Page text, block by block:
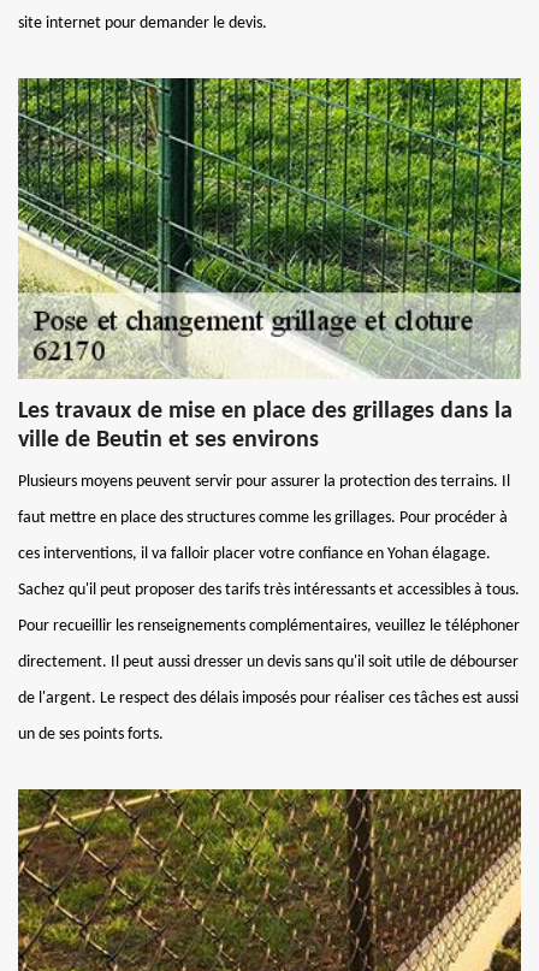
site internet pour demander le devis.
Les travaux de mise en place des grillages dans la
ville de Beutin et ses environs
Plusieurs moyens peuvent servir pour assurer la protection des terrains. Il
faut mettre en place des structures comme les grillages. Pour procéder à
ces interventions, il va falloir placer votre confiance en Yohan élagage.
Sachez qu'il peut proposer des tarifs très intéressants et accessibles à tous.
Pour recueillir les renseignements complémentaires, veuillez le téléphoner
directement. Il peut aussi dresser un devis sans qu'il soit utile de débourser
de l'argent. Le respect des délais imposés pour réaliser ces tâches est aussi
un de ses points forts.